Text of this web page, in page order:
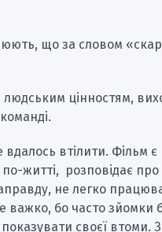
що за словом
людським цінностям,
втілити. Фільм
житті, розповідає
не легко
важко, бо часто зйомки
своєї втоми.